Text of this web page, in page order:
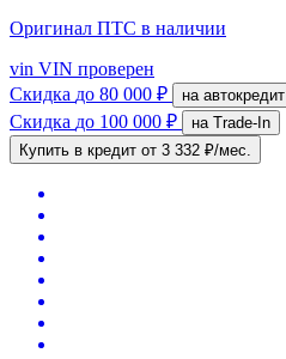
Оригинал ПТС в наличии
vin VIN проверен
Скидка до 80 000 ₽ на автокредит
Скидка до 100 000 ₽
на Trade-In
Купить в кредит от 3 332 ₽/мес.